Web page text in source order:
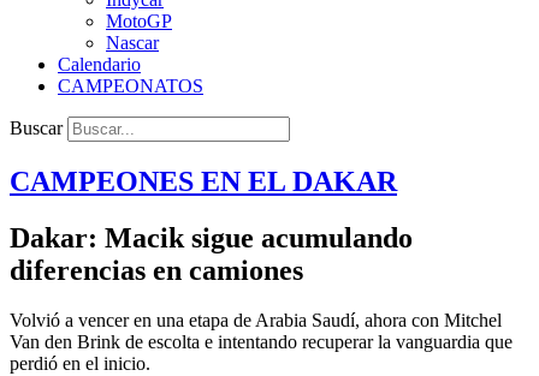
MotoGP
Nascar
Calendario
CAMPEONATOS
Buscar
CAMPEONES EN EL DAKAR
Dakar: Macik sigue acumulando
diferencias en camiones
Volvió a vencer en una etapa de Arabia Saudí, ahora con Mitchel
Van den Brink de escolta e intentando recuperar la vanguardia que
perdió en el inicio.